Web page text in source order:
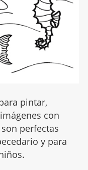
pintar,
con
perfectas
y para